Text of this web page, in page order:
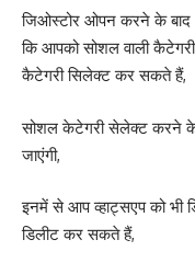
जिओस्टोर ओपन करने के
कि आपको सोशल वाली
कैटेगरी सिलेक्ट कर सकते हैं,
सोशल केटेगरी सेलेक्ट करने के
जाएंगी,
इनमें से आप व्हाट्सएप को भी
डिलीट कर सकते हैं,